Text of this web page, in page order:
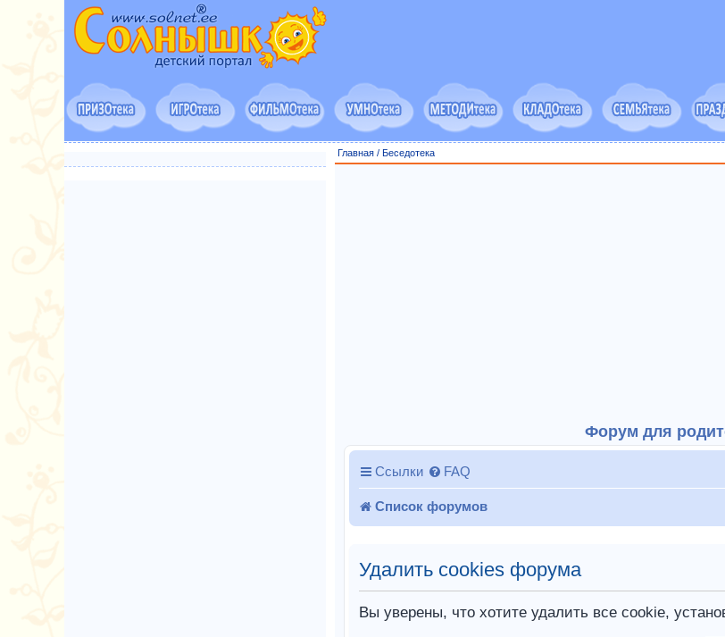
Главная/ Беседотека
Форум для
Ссылки FAQ
Список форумов
Удалить cookies форума
Вы уверены, что хотите удалить все cookie,